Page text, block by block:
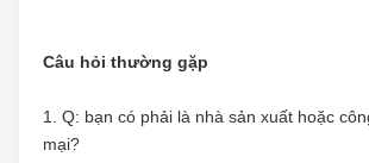
Câu hỏi thường gặp
1. Q: bạn có phải là nhà sản xuất hoặc
mại?